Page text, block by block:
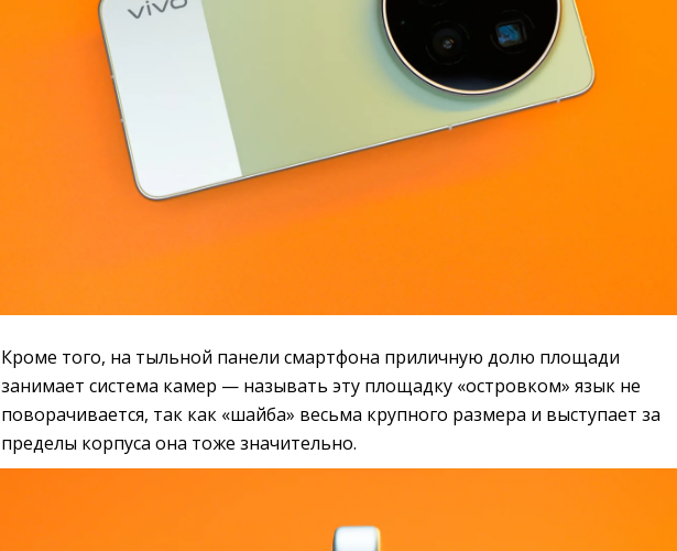
Кроме того, на тыльной панели смартфона приличную долю площади
занимает система камер — называть эту площадку «островком» язык не
поворачивается, так как «шайба» весьма крупного размера и выступает за
пределы корпуса она тоже значительно.